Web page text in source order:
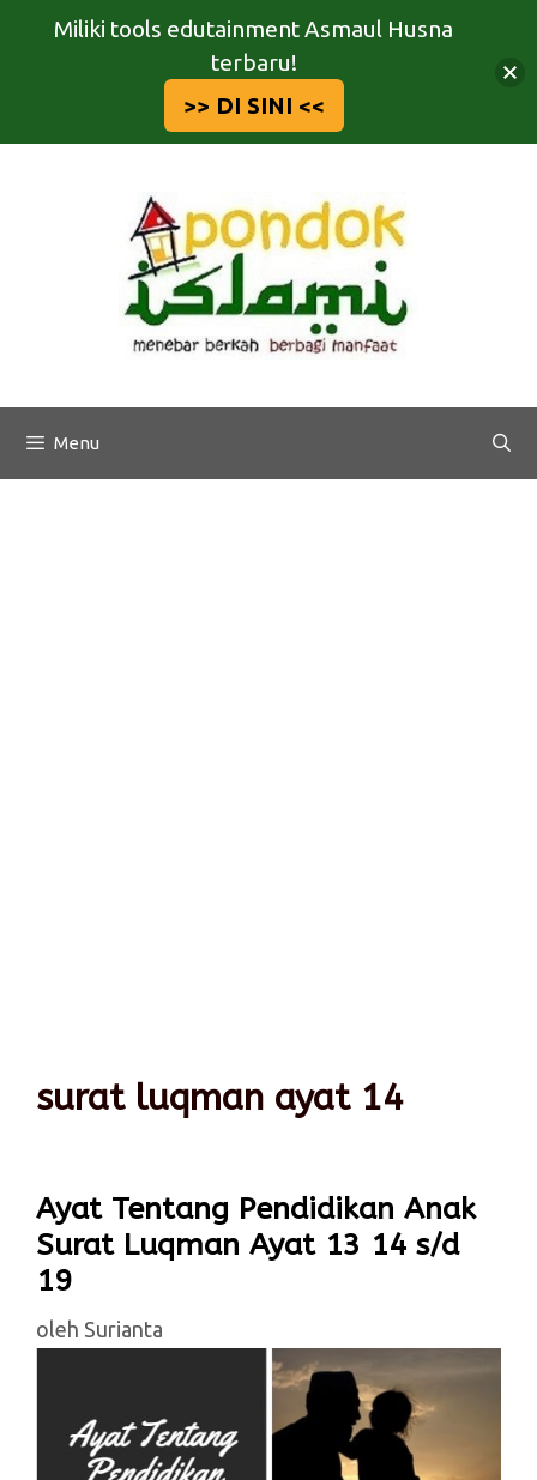
Menu
surat luqman ayat 14
Ayat Tentang Pendidikan Anak
Surat Luqman Ayat 13 14 s/d
19
oleh Surianta
Miliki tools edutainment Asmaul Husna
terbaru!
>> DI SINI <<